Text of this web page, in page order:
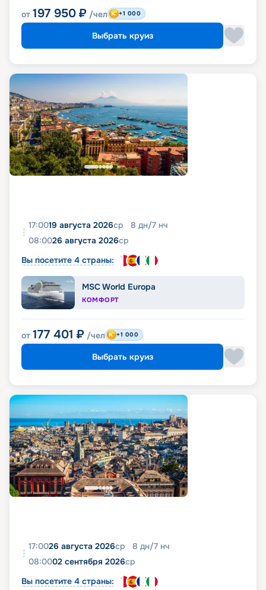
от 197 950 ₽ /чел +1 000
Выбрать круиз
17:0019 августа 2026ср 8 дн/7 нч
08:0026 августа 2026ср
Вы посетите 4 страны:
MSC World Europa
КОМФОРТ
от 177 401 ₽ /чел +1 000
Выбрать круиз
17:0026 августа 2026ср 8 дн/7 нч
08:0002 сентября 2026ср
Вы посетите 4 страны: